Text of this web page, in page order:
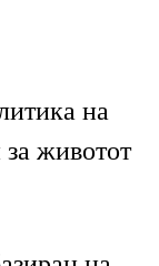
на
животот